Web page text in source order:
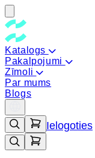
Katalogs
Pakalpojumi
Zīmoli
Par mums
Blogs
Ielogoties